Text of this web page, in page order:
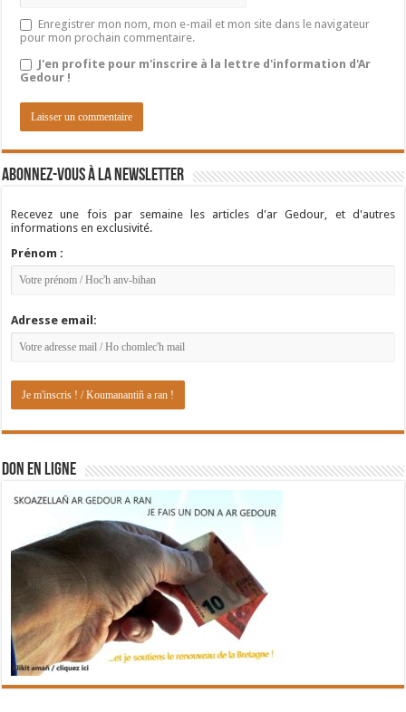
Enregistrer mon nom, mon e-mail et mon site dans le navigateur
pour mon prochain commentaire.
J'en profite pour m'inscrire à la lettre d'information d'Ar
Gedour !
Abonnez-vous à la newsletter
Recevez une fois par semaine les articles d'ar Gedour, et d'autres
informations en exclusivité.
Prénom :
Adresse email:
DON EN LIGNE